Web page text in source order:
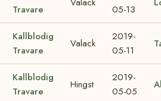
Travare
05-13
Kallblodig
Travare
Valack
2019-
05-11
Kallblodig
Travare
Hingst
2019-
05-05